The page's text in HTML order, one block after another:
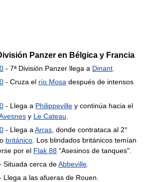
Panzer en Bélgica y Francia
- 7ª División Panzer llega a Dinant
- Cruza el río Mosa después de intensos
- Llega a Philippeville y continúa hacia el
y Le Cateau
- Llega a Arras , donde contrataca al 2°
británico . Los blindados británicos temían
por el Flak 88 "Asesinos de tanques".
Situada cerca deAbbeville
Llega a las afueras de Rouen.